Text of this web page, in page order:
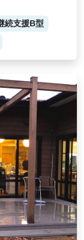
続支援B型